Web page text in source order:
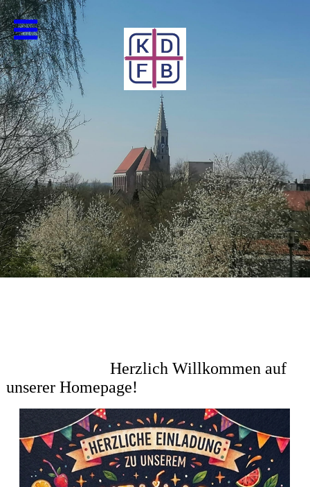
Herzlich Willkommen auf
unserer Homepage!